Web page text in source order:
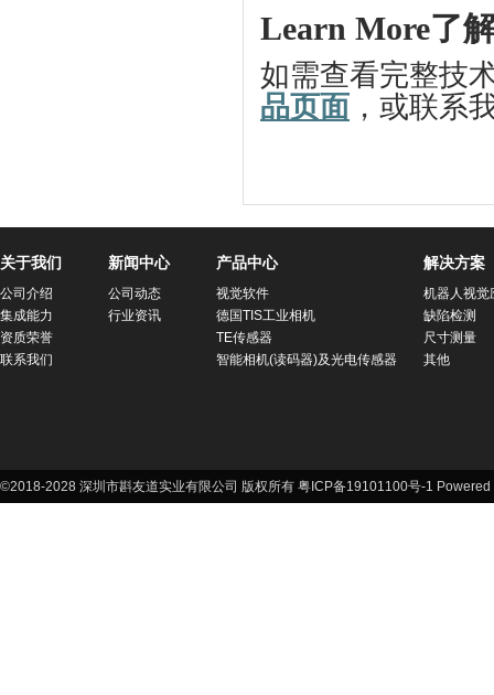
Learn More了
如需查看完整技
品页面 ，或联系
关于我们
公司介绍
集成能力
资质荣誉
联系我们
新闻中心
公司动态
行业资讯
产品中心
视觉软件
德国TIS工业相机
TE传感器
智能相机(读码器)及光电传感器
解决方案
机器人视觉
缺陷检测
尺寸测量
其他
©2018-2028 深圳市斟友道实业有限公司 版权所有 粤ICP备19101100号-1